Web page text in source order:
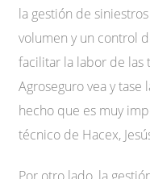
la gestión de
volumen y un control
facilitar la labor de las
Agroseguro vea y tase
hecho que es muy
técnico de Hacex,